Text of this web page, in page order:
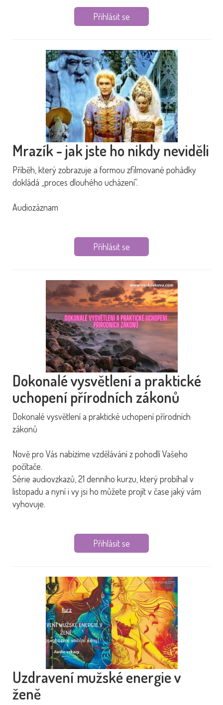
Přihlásit se
Mrazík - jak jste ho nikdy neviděli
Příběh, který zobrazuje a formou zfilmované pohádky
dokládá „proces dlouhého ucházení“.
Audiozáznam
Přihlásit se
Dokonalé vysvětlení a praktické
uchopení přírodních zákonů
Dokonalé vysvětlení a praktické uchopení přírodních
zákonů
Nově pro Vás nabízíme vzdělávání z pohodlí Vašeho
počítače.
Série audiovzkazů, 21 denního kurzu, který probíhal v
listopadu a nyní i vy jsi ho můžete projít v čase jaký vám
vyhovuje.
Přihlásit se
Uzdravení mužské energie v
ženě